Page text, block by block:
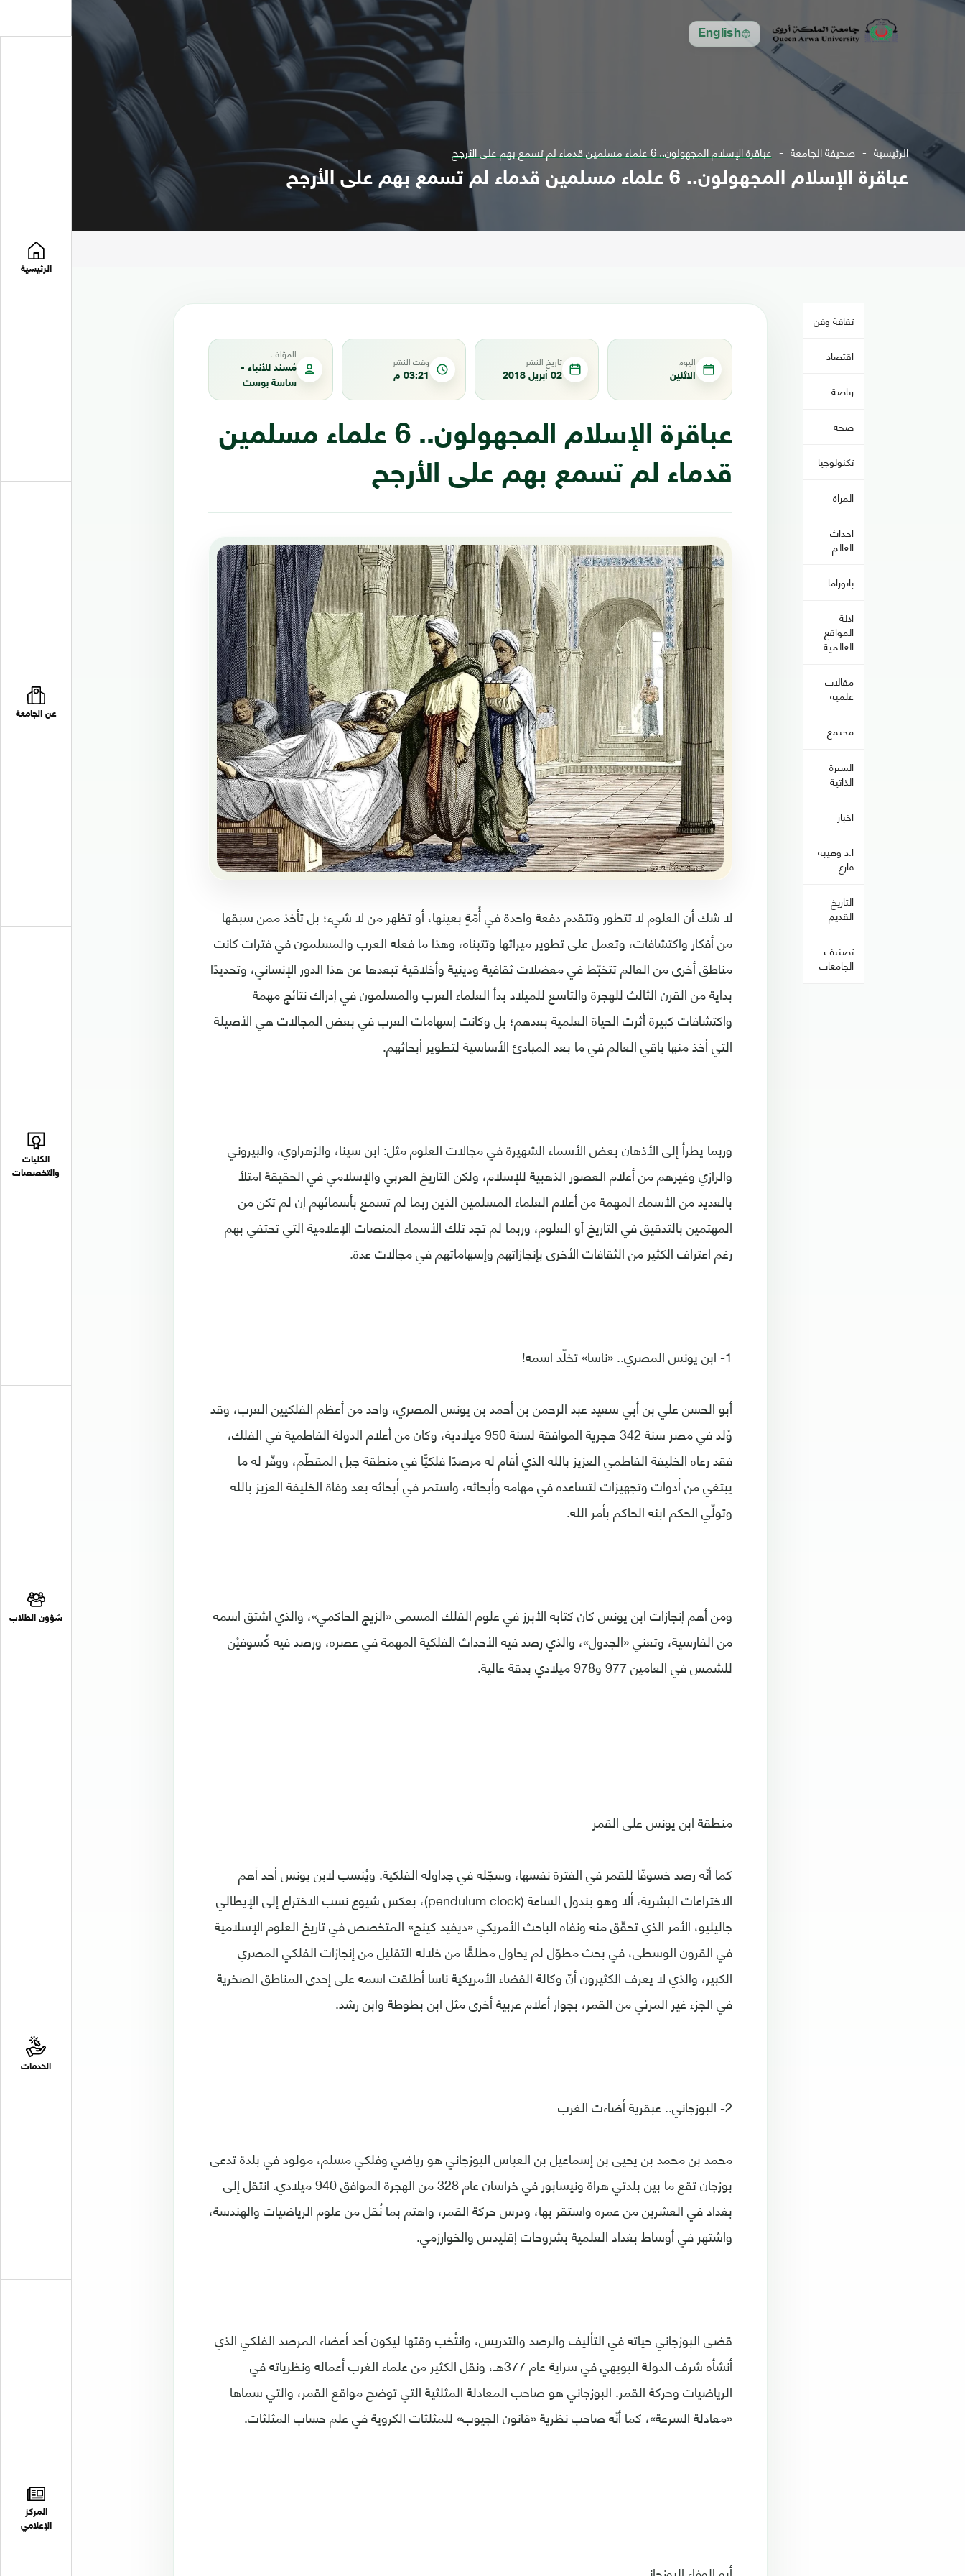
English
الرئيسية
عن الجامعة
الكليات
والتخصصات
شؤون الطلاب
الخدمات
المركز
الإعلامي
الرئيسية صحيفة الجامعة عباقرة الإسلام المجهولون.. 6 علماء مسلمين قدماء لم تسمع بهم على الأرجح
عباقرة الإسلام المجهولون.. 6 علماء مسلمين قدماء لم تسمع بهم على الأرجح
ثقافة وفن
اقتصاد
رياضة
صحه
تكنولوجيا
المراة
احداث
العالم
بانوراما
ادلة
المواقع
العالمية
مقالات
علمية
مجتمع
السيرة
الذاتية
اخبار
ا.د وهيبة
فارع
التاريخ
القديم
تصنيف
الجامعات
اليوم
الاثنين
تاريخ النشر
02 أبريل 2018
وقت النشر
03:21 م
المؤلف
مُسند للأنباء -
ساسة بوست
عباقرة الإسلام المجهولون.. 6 علماء مسلمين
قدماء لم تسمع بهم على الأرجح
لا شك أن العلوم لا تتطور وتتقدم دفعة واحدة في أُمّةٍ بعينها، أو تظهر من لا شيء؛ بل تأخذ ممن سبقها
من أفكار واكتشافات، وتعمل على تطوير ميراثها وتتبناه، وهذا ما فعله العرب والمسلمون في فترات كانت
مناطق أخرى من العالم تتخبّط في معضلات ثقافية ودينية وأخلاقية تبعدها عن هذا الدور الإنساني، وتحديدًا
بداية من القرن الثالث للهجرة والتاسع للميلاد بدأ العلماء العرب والمسلمون في إدراك نتائج مهمة
واكتشافات كبيرة أثرت الحياة العلمية بعدهم؛ بل وكانت إسهامات العرب في بعض المجالات هي الأصيلة
التي أخذ منها باقي العالم في ما بعد المبادئ الأساسية لتطوير أبحاثهم.
وربما يطرأ إلى الأذهان بعض الأسماء الشهيرة في مجالات العلوم مثل: ابن سينا، والزهراوي، والبيروني
والرازي وغيرهم من أعلام العصور الذهبية للإسلام، ولكن التاريخ العربي والإسلامي في الحقيقة امتلأ
بالعديد من الأسماء المهمة من أعلام العلماء المسلمين الذين ربما لم تسمع بأسمائهم إن لم تكن من
المهتمين بالتدقيق في التاريخ أو العلوم، وربما لم تجد تلك الأسماء المنصات الإعلامية التي تحتفي بهم
رغم اعتراف الكثير من الثقافات الأخرى بإنجازاتهم وإسهاماتهم في مجالات عدة.
1- ابن يونس المصري.. «ناسا» تخلّد اسمه!
أبو الحسن علي بن أبي سعيد عبد الرحمن بن أحمد بن يونس المصري، واحد من أعظم الفلكيين العرب، وقد
وُلد في مصر سنة 342 هجرية الموافقة لسنة 950 ميلادية، وكان من أعلام الدولة الفاطمية في الفلك،
فقد رعاه الخليفة الفاطمي العزيز بالله الذي أقام له مرصدًا فلكيًّا في منطقة جبل المقطّم، ووفّر له ما
يبتغي من أدوات وتجهيزات لتساعده في مهامه وأبحاثه، واستمر في أبحاثه بعد وفاة الخليفة العزيز بالله
وتولّي الحكم ابنه الحاكم بأمر الله.
ومن أهم إنجازات ابن يونس كان كتابه الأبرز في علوم الفلك المسمى «الزيج الحاكمي»، والذي اشتق اسمه
من الفارسية، وتعني «الجدول»، والذي رصد فيه الأحداث الفلكية المهمة في عصره، ورصد فيه كُسوفيْن
للشمس في العامين 977 و978 ميلادي بدقة عالية.
منطقة ابن يونس على القمر
كما أنّه رصد خسوفًا للقمر في الفترة نفسها، وسجّله في جداوله الفلكية. ويُنسب لابن يونس أحد أهم
الاختراعات البشرية، ألا وهو بندول الساعة (pendulum clock)، بعكس شيوع نسب الاختراع إلى الإيطالي
جاليليو، الأمر الذي تحقّق منه ونفاه الباحث الأمريكي «ديفيد كينج» المتخصص في تاريخ العلوم الإسلامية
في القرون الوسطى، في بحث مطوّل لم يحاول مطلقًا من خلاله التقليل من إنجازات الفلكي المصري
الكبير، والذي لا يعرف الكثيرون أنّ وكالة الفضاء الأمريكية ناسا أطلقت اسمه على إحدى المناطق الصخرية
في الجزء غير المرئي من القمر، بجوار أعلام عربية أخرى مثل ابن بطوطة وابن رشد.
2- البوزجاني.. عبقرية أضاءت الغرب
محمد بن محمد بن يحيى بن إسماعيل بن العباس البوزجاني هو رياضي وفلكي مسلم، مولود في بلدة تدعى
بوزجان تقع ما بين بلدتي هراة ونيسابور في خراسان عام 328 من الهجرة الموافق 940 ميلادي. انتقل إلى
بغداد في العشرين من عمره واستقر بها، ودرس حركة القمر، واهتم بما نُقل من علوم الرياضيات والهندسة،
واشتهر في أوساط بغداد العلمية بشروحات إقليدس والخوارزمي.
قضى البوزجاني حياته في التأليف والرصد والتدريس، وانتُخب وقتها ليكون أحد أعضاء المرصد الفلكي الذي
أنشأه شرف الدولة البويهي في سراية عام 377هـ، ونقل الكثير من علماء الغرب أعماله ونظرياته في
الرياضيات وحركة القمر. البوزجاني هو صاحب المعادلة المثلثية التي توضح مواقع القمر، والتي سماها
«معادلة السرعة»، كما أنّه صاحب نظرية «قانون الجيوب» للمثلثات الكروية في علم حساب المثلثات.